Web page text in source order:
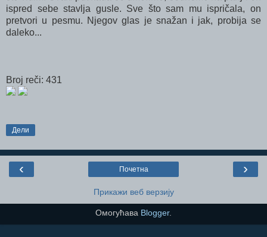
ispred sebe stavlja gusle. Sve što sam mu ispričala, on
pretvori u pesmu. Njegov glas je snažan i jak, probija se
daleko...
Broj reči: 431
Дели
‹ ›
Почетна
Прикажи веб верзију
Омогућава Blogger.